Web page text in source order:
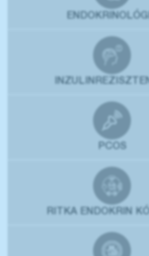
PCOS
RITKA ENDOKRIN